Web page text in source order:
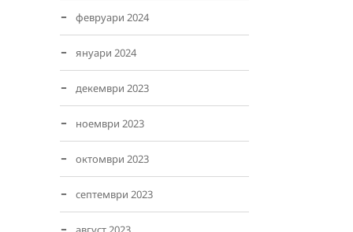
февруари 2024
януари 2024
декември 2023
ноември 2023
октомври 2023
септември 2023